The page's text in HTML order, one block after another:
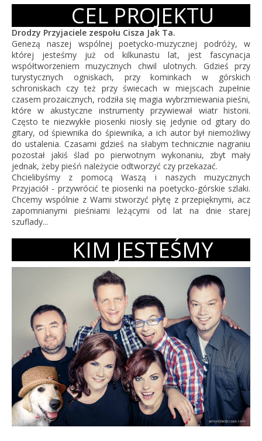
CEL PROJEKTU
Drodzy Przyjaciele zespołu Cisza Jak Ta.
Genezą naszej wspólnej poetycko-muzycznej podróży, w
której jesteśmy już od kilkunastu lat, jest fascynacja
współtworzeniem muzycznych chwil ulotnych. Gdzieś przy
turystycznych ogniskach, przy kominkach w górskich
schroniskach czy też przy świecach w miejscach zupełnie
czasem prozaicznych, rodziła się magia wybrzmiewania pieśni,
które w akustyczne instrumenty przywiewał wiatr historii.
Często te niezwykłe piosenki niosły się jedynie od gitary do
gitary, od śpiewnika do śpiewnika, a ich autor był niemożliwy
do ustalenia. Czasami gdzieś na słabym technicznie nagraniu
pozostał jakiś ślad po pierwotnym wykonaniu, zbyt mały
jednak, żeby pieśń należycie odtworzyć czy przekazać.
Chcielibyśmy z pomocą Waszą i naszych muzycznych
Przyjaciół - przywrócić te piosenki na poetycko-górskie szlaki.
Chcemy wspólnie z Wami stworzyć płytę z przepięknymi, acz
zapomnianymi pieśniami leżącymi od lat na dnie starej
szuflady...
KIM JESTEŚMY